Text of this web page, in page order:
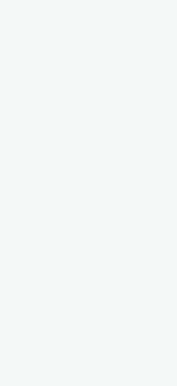
oder andere
häufiger auf
Ursache
Nürnberg